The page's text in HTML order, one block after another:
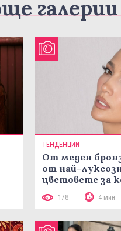
галерии
ТЕНДЕНЦИИ
От меден
от най-
цветовете за
178 4 мин